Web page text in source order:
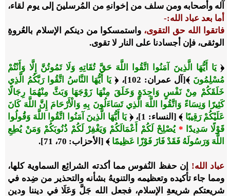
آله وأصحابه ومن سلف من إخوانهِ من المُرسلينَ إلى يوم لقاء،
أما بعد عباد الله:-
فاتقوا الله حق التقوى،واستمسكوا من دينكم الإسلام بالعُروةِ
الوثقى، فإن أجسادنا على النار لا تقوى.
﴿ يَا أَيُّهَا الَّذِينَ آمَنُوا اتَّقُوا اللَّهَ حَقَّ تُقَاتِهِ وَلَا تَمُوتُنَّ إِلَّا وَأَنْتُمْ
مُسْلِمُونَ ﴾[آل عمران: 102]، ﴿
يَا أَيُّهَا النَّاسُ اتَّقُوا رَبَّكُمُ الَّذِي
خَلَقَكُمْ مِنْ نَفْسٍ وَاحِدَةٍ وَخَلَقَ مِنْهَا زَوْجَهَا وَبَثَّ مِنْهُمَا رِجَالًا
كَثِيرًا وَنِسَاءً وَاتَّقُوا اللَّهَ الَّذِي تَسَاءَلُونَ بِهِ وَالْأَرْحَامَ إِنَّ اللَّهَ كَانَ
عَلَيْكُمْ رَقِيبًا ﴾ [النساء: 1]، ﴿
يَا أَيُّهَا الَّذِينَ آمَنُوا اتَّقُوا اللَّهَ وَقُولُوا
قَوْلًا سَدِيدًا * يُصْلِحْ لَكُمْ أَعْمَالَكُمْ وَيَغْفِرْ لَكُمْ ذُنُوبَكُمْ وَمَنْ يُطِعِ
اللَّهَ وَرَسُولَهُ فَقَدْ فَازَ فَوْزًا عَظِيمًا ﴾ [الأحزاب: 70، 71].
عباد الله!
إن حفظ النُفوس مما أكدته الشرائِع السماوية كلها،
ومما جاء تأكيده وتعظيمه والتنويهُ بشأنه والتحذير من ضِده في
شريعتكم شريعةِ الإسلام، فجعل الله جَلَّ وَعَلَا في ديننا ودين